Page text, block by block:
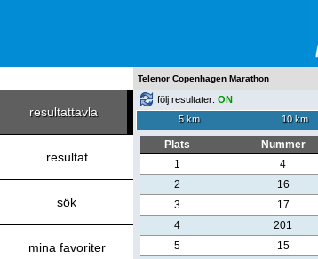
Telenor Copenhagen Marathon
resultattavla
resultat
sök
mina favoriter
följ resultater: ON
5 km
10 km
Plats Nummer
1
4
2
16
3
17
4
201
5
15